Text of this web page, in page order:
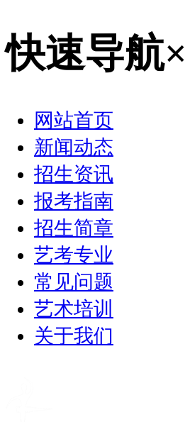
快速导航×
网站首页
新闻动态
招生资讯
报考指南
招生简章
艺考专业
常见问题
艺术培训
关于我们